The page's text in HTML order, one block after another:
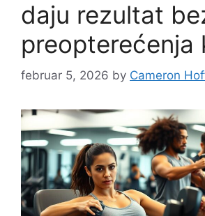
daju rezultat
preopterećenja
februar 5, 2026 by Cameron